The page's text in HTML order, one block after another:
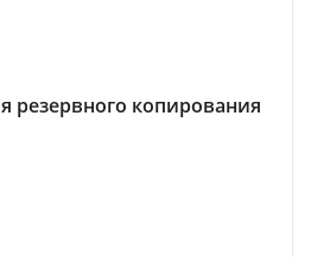
резервного копирования